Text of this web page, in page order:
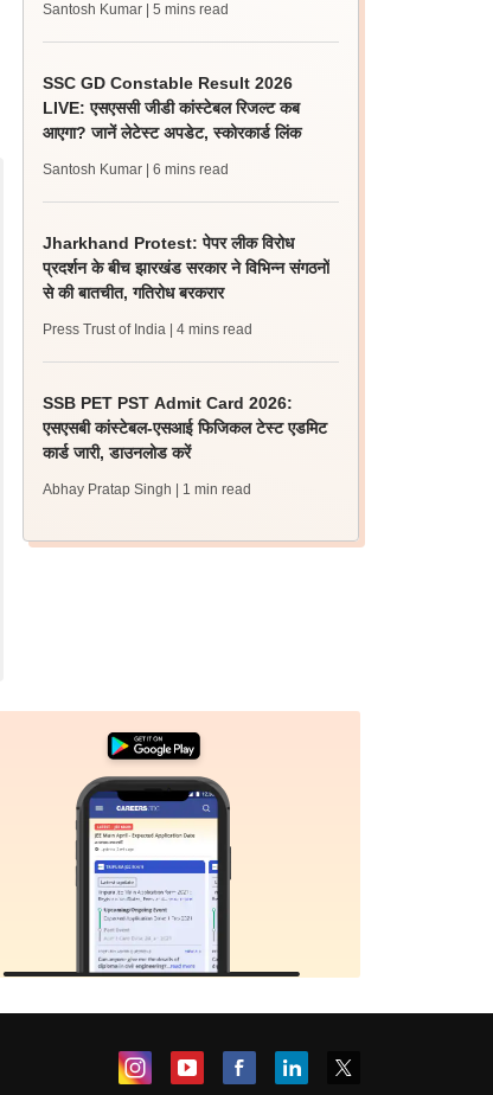
Santosh Kumar | 5 mins read
SSC GD Constable Result 2026
LIVE: एसएससी जीडी कांस्टेबल रिजल्ट कब
आएगा? जानें लेटेस्ट अपडेट, स्कोरकार्ड लिंक
Santosh Kumar | 6 mins read
Jharkhand Protest: पेपर लीक विरोध
प्रदर्शन के बीच झारखंड सरकार ने विभिन्न संगठनों
से की बातचीत, गतिरोध बरकरार
Press Trust of India | 4 mins read
SSB PET PST Admit Card 2026:
एसएसबी कांस्टेबल-एसआई फिजिकल टेस्ट एडमिट
कार्ड जारी, डाउनलोड करें
Abhay Pratap Singh | 1 min read